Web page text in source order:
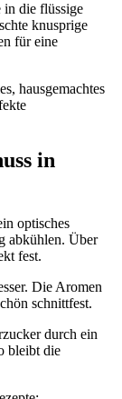
in die flüssige
knusprige
für eine
hausgemachtes
in
optisches
abkühlen. Über
fest.
Die Aromen
schnittfest.
durch ein
bleibt die